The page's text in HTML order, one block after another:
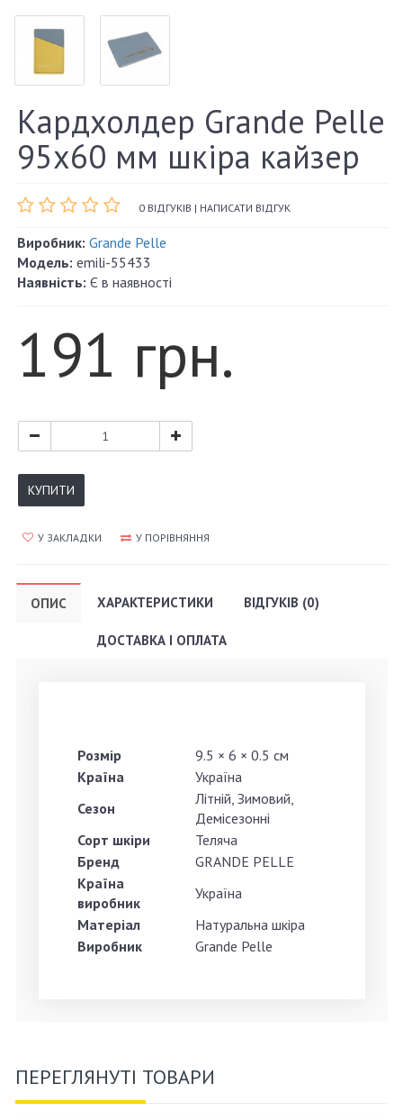
Кардхолдер Grande Pelle
95х60 мм шкіра кайзер
0 ВІДГУКІВ | НАПИСАТИ ВІДГУК
Виробник: Grande Pelle
Модель: emili-55433
Наявність: Є в наявності
191 грн.
КУПИТИ
У ЗАКЛАДКИ У ПОРІВНЯННЯ
ОПИС ХАРАКТЕРИСТИКИ ВІДГУКІВ (0)
ДОСТАВКА І ОПЛАТА
Розмір
9.5 × 6 × 0.5 см
Країна
Україна
Сезон
Літній, Зимовий,
Демісезонні
Сорт шкіри
Теляча
Бренд
GRANDE PELLE
Країна
виробник
Україна
Матеріал
Натуральна шкіра
Виробник
Grande Pelle
ПЕРЕГЛЯНУТІ ТОВАРИ